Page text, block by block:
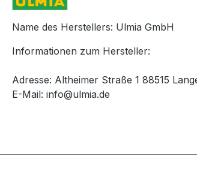
Name des Herstellers: Ulmia GmbH
Informationen zum Hersteller:
Adresse: Altheimer Straße 1 88515
E-Mail: info@ulmia.de